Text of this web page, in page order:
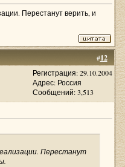
Перестанут верить, и
#12
Регистрация: 29.10.2004
Адрес: Россия
Сообщений: 3,513
Перестанут